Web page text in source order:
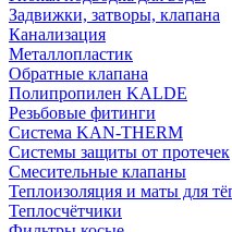
Задвижки, затворы, клапана
Канализация
Металлопластик
Обратные клапана
Полипропилен KALDE
Резьбовые фитинги
Система KAN-THERM
Системы защиты от протечек
Смесительные клапаны
Теплоизоляция и маты для
Теплосчётчики